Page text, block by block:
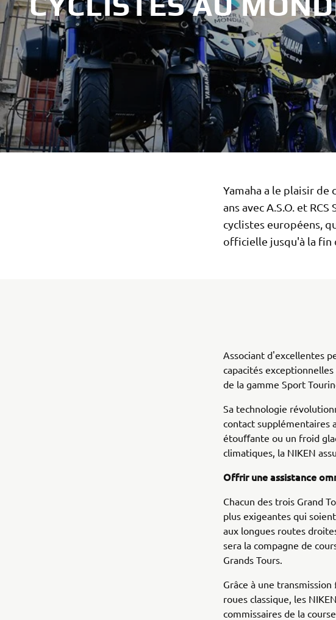
Yamaha a le plaisir
ans avec A.S.O. et
cyclistes européens,
officielle jusqu'à la fin
Associant d'excellentes
capacités
de la gamme Sport
Sa technologie
contact supplémentaires
étouﬀante ou un froid
climatiques, la NIKEN
Offrir une assistance
Chacun des trois Grand
plus exigeantes qui
aux longues routes
sera la compagne de
Grands Tours.
Grâce à une
roues classique, les
commissaires de la